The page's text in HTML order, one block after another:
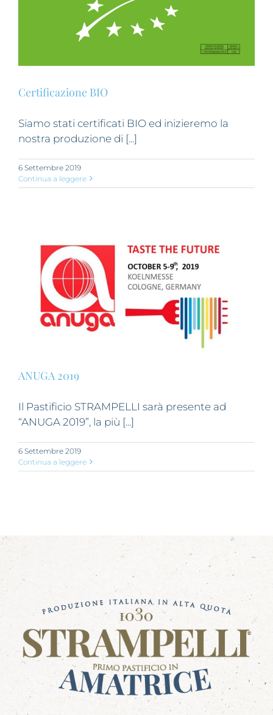
Certificazione BIO
Siamo stati certificati BIO ed inizieremo la
nostra produzione di [...]
6 Settembre 2019
Continua a leggere
ANUGA 2019
Il Pastificio STRAMPELLI sarà presente ad
“ANUGA 2019”, la più [...]
6 Settembre 2019
Continua a leggere